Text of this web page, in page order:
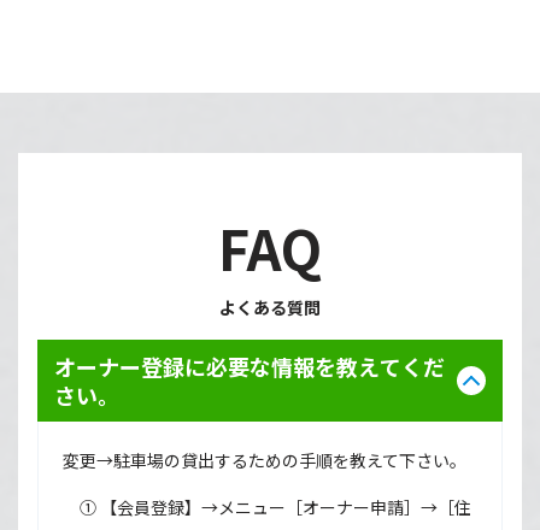
FAQ
よくある質問
オーナー登録に必要な情報を教えてくだ
さい。
変更→駐車場の貸出するための手順を教えて下さい。
① 【会員登録】→メニュー［オーナー申請］→［住